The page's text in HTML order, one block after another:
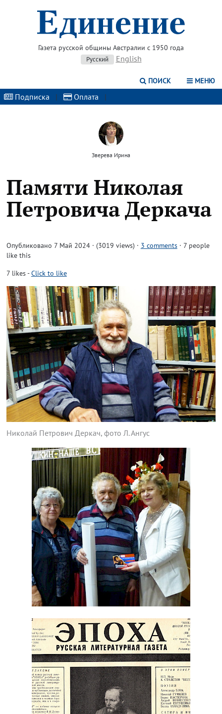
Газета русской общины Австралии с 1950 года
Русский English
ПОИСК МЕНЮ
Подписка | Оплата |
Зверева Ирина
Памяти Николая
Петровича Деркача
Опубликовано 7 Май 2024 · (3019 views) · 3 comments · 7 people
like this
7likes-Click to like
Николай Петрович Деркач, фото Л. Ангус